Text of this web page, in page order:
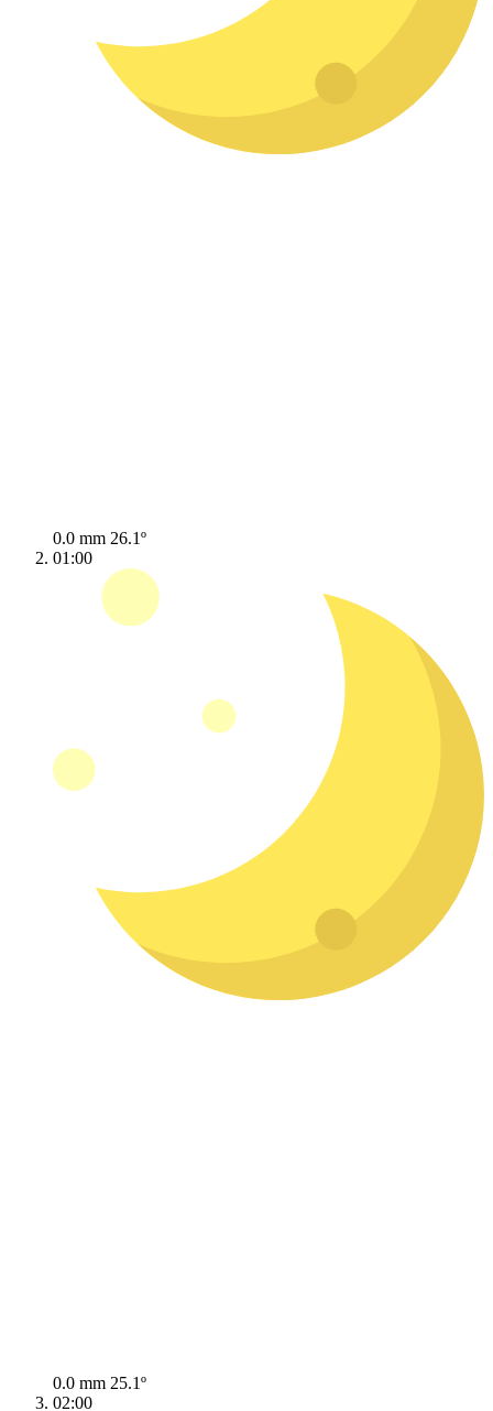
0.0 mm 26.1º
01:00
0.0 mm 25.1º
02:00